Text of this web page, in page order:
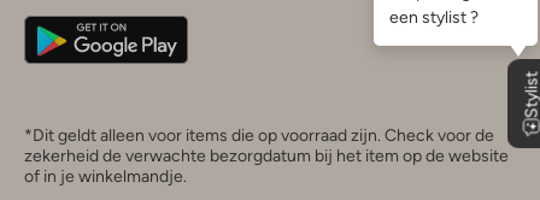
*Dit geldt alleen voor items die op voorraad zijn. Check voor de
zekerheid de verwachte bezorgdatum bij het item op de website
of in je winkelmandje.